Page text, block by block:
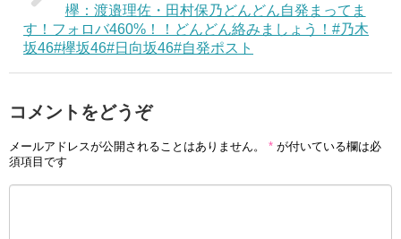
欅：渡邉理佐・田村保乃どんどん自発まってま
す！フォロバ460%！！どんどん絡みましょう！#乃木
坂46#欅坂46#日向坂46#自発ポスト
コメントをどうぞ
メールアドレスが公開されることはありません。 * が付いている欄は必
須項目です